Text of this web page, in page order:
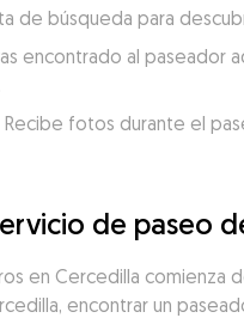
de búsqueda para
encontrado al
fotos durante el
de paseo
en Cercedilla comienza
encontrar un